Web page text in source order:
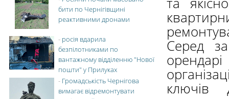
Серед
ключів
бити по Чернігівщині
реактивними дронами
- росія вдарила
безпілотниками по
вантажному відділенню "Нової
пошти" у Прилуках
- Громадськість Чернігова
вимагає відремонтувати